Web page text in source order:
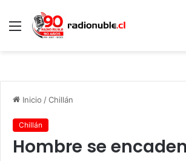
Menú
Inicio /Chillán
Chillán
Hombre se